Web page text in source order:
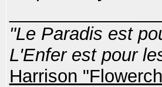
"Le Paradis est
L'Enfer est pour
Harrison